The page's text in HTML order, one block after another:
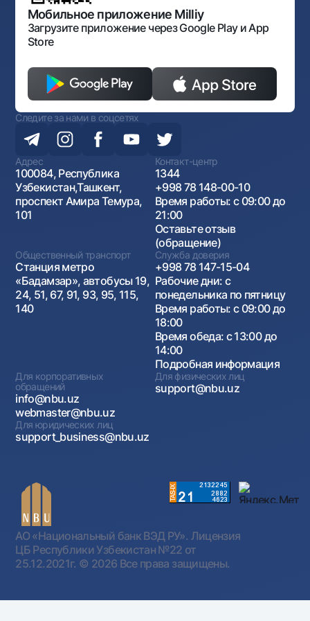
Антимонопольный комплаенс
Мобильное приложение Milliy
Загрузите приложение через Google Play и App
Store
Следите за нами в соцсетях
Адрес
100084, Республика
Узбекистан,Ташкент,
проспект Амира Темура,
101
Контакт-центр
1344
+998 78 148-00-10
Время работы: с 09:00 до
21:00
Оставьте отзыв
(обращение)
Общественный транспорт
Станция метро
«Бадамзар», автобусы 19,
24, 51, 67, 91, 93, 95, 115,
140
Служба доверия
+998 78 147-15-04
Рабочие дни: с
понедельника по пятницу
Время работы: с 09:00 до
18:00
Время обеда: с 13:00 до
14:00
Подробная информация
Для корпоративных
обращений
info@nbu.uz
webmaster@nbu.uz
Для физических лиц
support@nbu.uz
Для юридических лиц
support_business@nbu.uz
АО «Национальный банк ВЭД РУ». Лицензия
ЦБ Республики Узбекистан №22 от
25.12.2021г. © 2026 Все права защищены.